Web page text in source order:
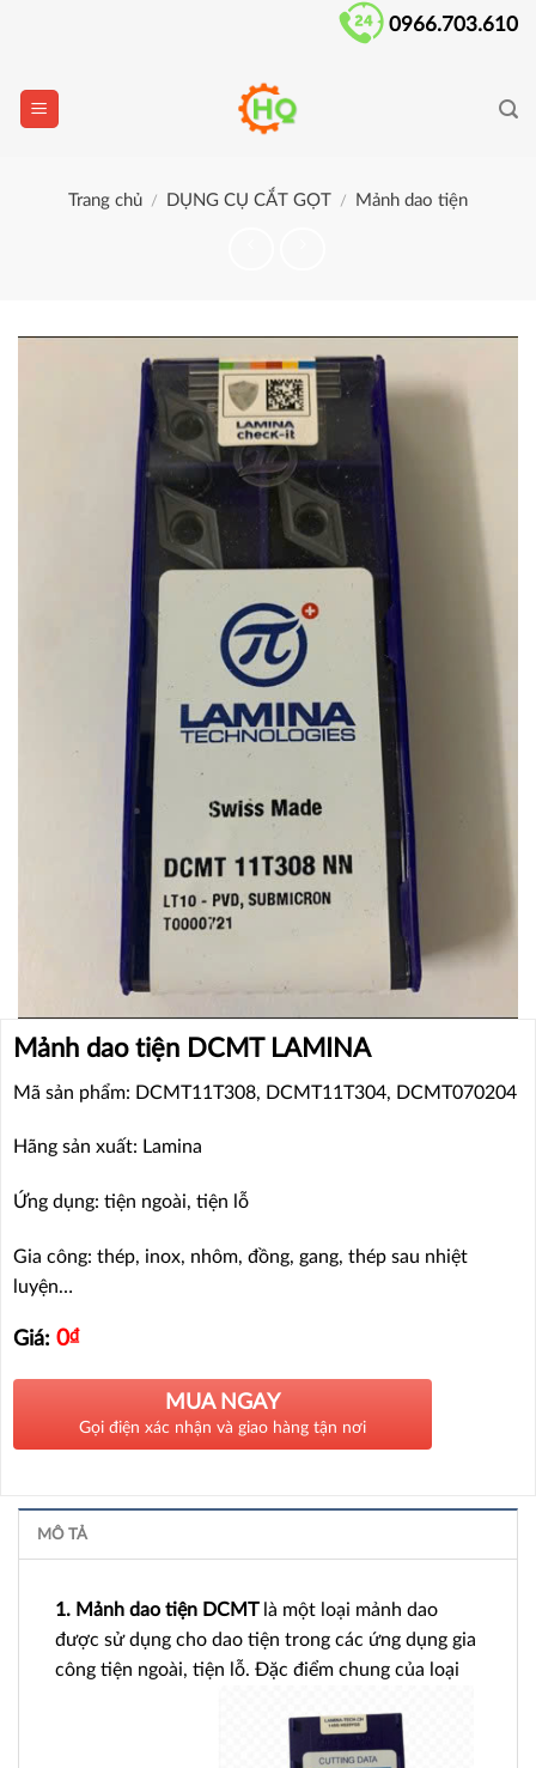
0966.703.610
Trang chủ / DỤNG CỤ CẮT GỌT / Mảnh dao tiện
Mảnh dao tiện DCMT LAMINA
Mã sản phẩm: DCMT11T308, DCMT11T304, DCMT070204
Hãng sản xuất: Lamina
Ứng dụng: tiện ngoài, tiện lỗ
Gia công: thép, inox, nhôm, đồng, gang, thép sau nhiệt
luyện…
Giá: 0₫
MUA NGAY
Gọi điện xác nhận và giao hàng tận nơi
MÔ TẢ
1. Mảnh dao tiện DCMT là một loại mảnh dao
được sử dụng cho dao tiện trong các ứng dụng gia
công tiện ngoài, tiện lỗ. Đặc điểm chung của loại